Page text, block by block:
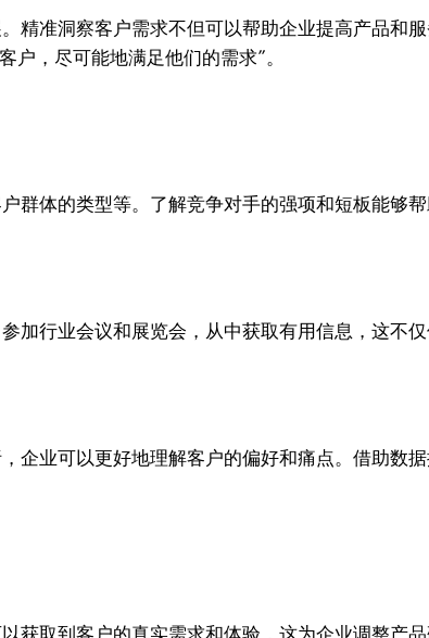
精准洞察客户需求不但可以帮助企业提高产品和
户，尽可能地满足他们的需求”。
群体的类型等。了解竞争对手的强项和短板能够
加行业会议和展览会，从中获取有用信息，这不
企业可以更好地理解客户的偏好和痛点。借助数
获取到客户的真实需求和体验，这为企业调整产